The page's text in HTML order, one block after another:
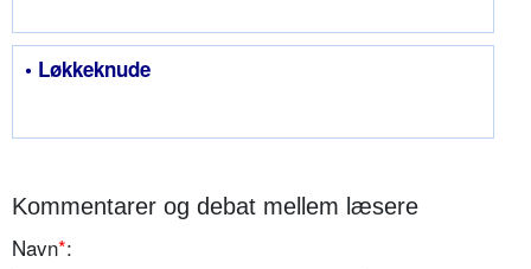
• Løkkeknude
Kommentarer og debat mellem læsere
Navn*: